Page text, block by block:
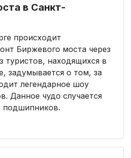
в Санкт-
происходит
Биржевого моста через
туристов, находящихся в
задумывается о том, за
легендарное шоу
Данное чудо случается
подшипников.